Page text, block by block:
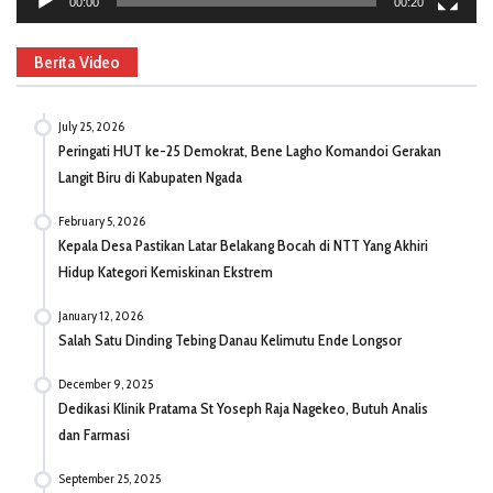
Berita Video
July 25, 2026
Peringati HUT ke-25 Demokrat, Bene Lagho Komandoi Gerakan
Langit Biru di Kabupaten Ngada
February 5, 2026
Kepala Desa Pastikan Latar Belakang Bocah di NTT Yang Akhiri
Hidup Kategori Kemiskinan Ekstrem
January 12, 2026
Salah Satu Dinding Tebing Danau Kelimutu Ende Longsor
December 9, 2025
Dedikasi Klinik Pratama St Yoseph Raja Nagekeo, Butuh Analis
dan Farmasi
September 25, 2025